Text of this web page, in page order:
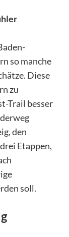
so manche
Diese
zu
Trail besser
den
Etappen,
soll.